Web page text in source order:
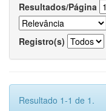
Resultados/Página
Registro(s)
Resultado 1-1 de 1.